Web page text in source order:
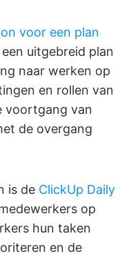
voor een plan
uitgebreid plan
naar werken op
en rollen van
voortgang van
de overgang
is de ClickUp Daily
op
hun taken
en de